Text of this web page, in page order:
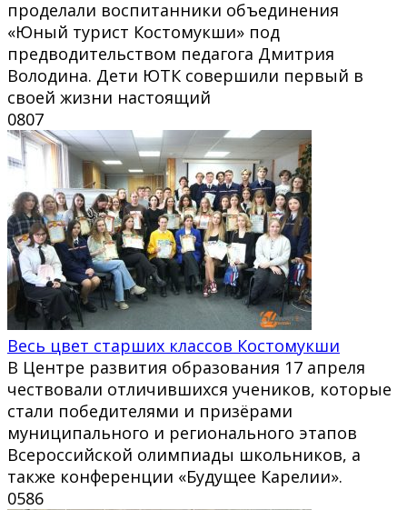
проделали воспитанники объединения
«Юный турист Костомукши» под
предводительством педагога Дмитрия
Володина. Дети ЮТК совершили первый в
своей жизни настоящий
0807
Весь цвет старших классов Костомукши
В Центре развития образования 17 апреля
чествовали отличившихся учеников, которые
стали победителями и призёрами
муниципального и регионального этапов
Всероссийской олимпиады школьников, а
также конференции «Будущее Карелии».
0586